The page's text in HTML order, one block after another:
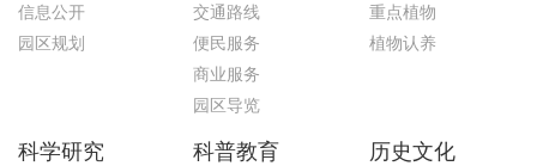
信息公开
园区规划
交通路线
便民服务
商业服务
园区导览
重点植物
植物认养
科学研究 科普教育 历史文化